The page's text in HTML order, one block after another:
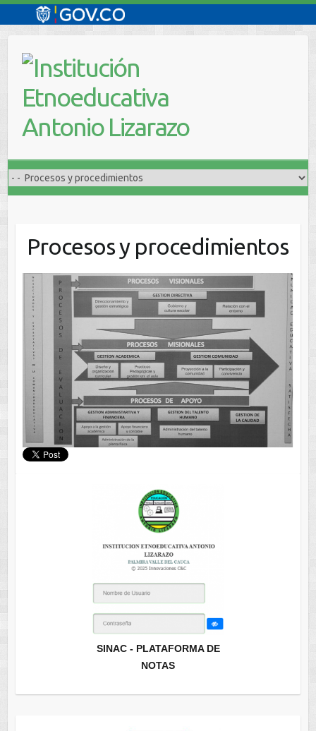
contenido
Procesos y procedimientos
SINAC - PLATAFORMA DE
NOTAS